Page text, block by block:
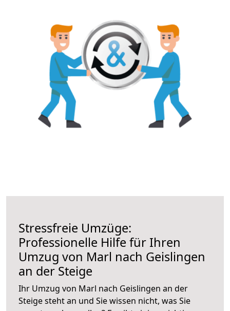
Stressfreie Umzüge:
Professionelle Hilfe für Ihren
Umzug von Marl nach Geislingen
an der Steige
Ihr Umzug von Marl nach Geislingen an der
Steige steht an und Sie wissen nicht, was Sie